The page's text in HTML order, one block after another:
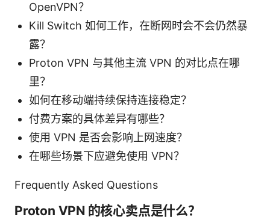
OpenVPN？
Kill Switch 如何工作，在断网时会不会仍然暴
露？
Proton VPN 与其他主流 VPN 的对比点在哪
里？
如何在移动端持续保持连接稳定？
付费方案的具体差异有哪些？
使用 VPN 是否会影响上网速度？
在哪些场景下应避免使用 VPN？
Frequently Asked Questions
Proton VPN 的核心卖点是什么？